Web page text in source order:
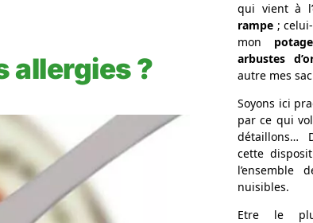
allergies ?
qui vient à
rampe ;
mon
arbustes
autre mes
Soyons ici
par ce qui
détaillons…
cette
l’ensemble
nuisibles.
Etre le